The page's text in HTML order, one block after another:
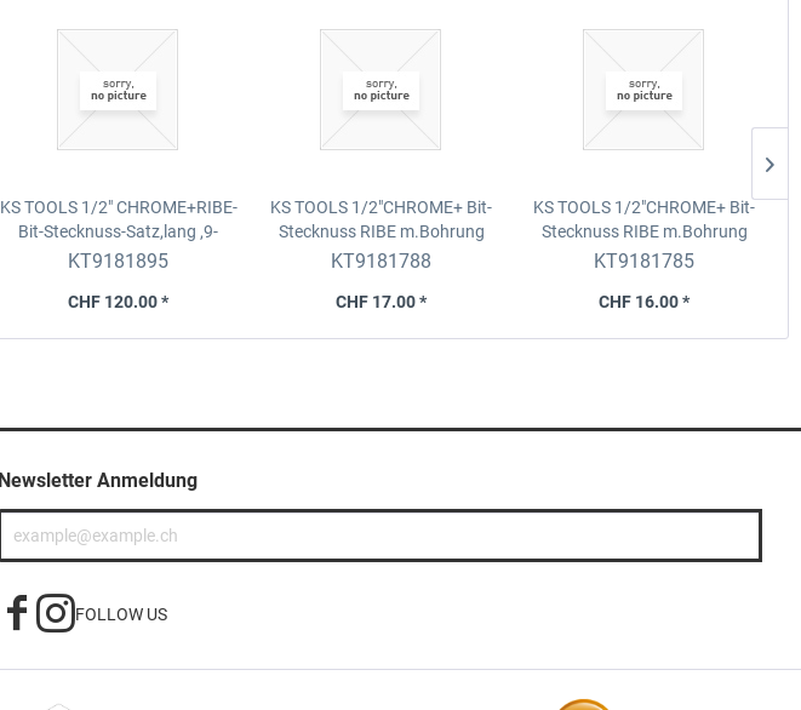
KS TOOLS 1/2" CHROME+RIBE-
Bit-Stecknuss-Satz,lang ,9-
tlg.M5-M14
KT9181895
CHF 120.00 *
KS TOOLS 1/2"CHROME+ Bit-
Stecknuss RIBE m.Bohrung
,M14
KT9181788
CHF 17.00 *
KS TOOLS 1/2"CHROME+ Bit-
Stecknuss RIBE m.Bohrung
,M10
KT9181785
CHF 16.00 *
Newsletter Anmeldung
FOLLOW US